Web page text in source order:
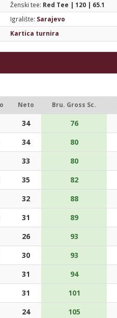
Ženski tee: Red Tee | 120 | 65.1
Igralište: Sarajevo
Kartica turnira
Neto Bru. Gross Sc.
34 76
34 80
33 80
35 82
32 88
31 89
26 93
30 93
31 94
31 101
24 105